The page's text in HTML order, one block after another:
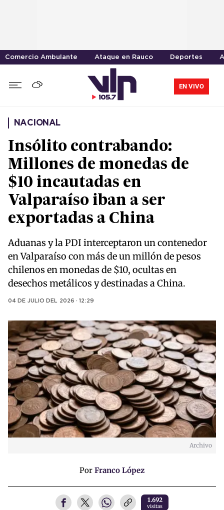
Comercio Ambulante Ataque en Rauco Deportes
EN VIVO
NACIONAL
Insólito contrabando:
Millones de monedas de
$10 incautadas en
Valparaíso iban a ser
exportadas a China
Aduanas y la PDI interceptaron un contenedor
en Valparaíso con más de un millón de pesos
chilenos en monedas de $10, ocultas en
desechos metálicos y destinadas a China.
04 DE JULIO DEL 2026 · 12:29
Archivo
Por Franco López
1.692
visitas